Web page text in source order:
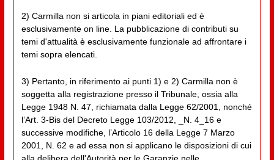
2) Carmilla non si articola in piani editoriali ed è
esclusivamente on line. La pubblicazione di contributi su
temi d'attualità è esclusivamente funzionale ad affrontare i
temi sopra elencati.
3) Pertanto, in riferimento ai punti 1) e 2) Carmilla non è
soggetta alla registrazione presso il Tribunale, ossia alla
Legge 1948 N. 47, richiamata dalla Legge 62/2001, nonché
l’Art. 3-Bis del Decreto Legge 103/2012, _N. 4_16 e
successive modifiche, l’Articolo 16 della Legge 7 Marzo
2001, N. 62 e ad essa non si applicano le disposizioni di cui
alla delibera dell'Autorità per le Garanzie nelle